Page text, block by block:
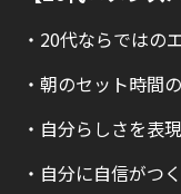
・20代ならではの
・朝のセット時間
・自分らしさを表
・自分に自信がつく